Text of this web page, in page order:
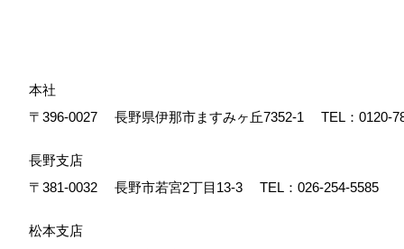
本社
〒396-0027
長野県伊那市ますみヶ丘7352-1 TEL： 0120-
長野支店
〒381-0032
長野市若宮2丁目13-3 TEL： 026-254-5585
松本支店